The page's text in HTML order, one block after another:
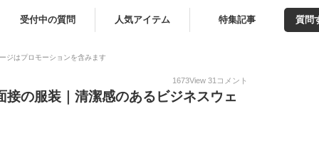
受付中の質問 人気アイテム 特集記事 質問
ジはプロモーションを含みます
1673View 31 コメント
接の服装｜清潔感のあるビジネスウェ